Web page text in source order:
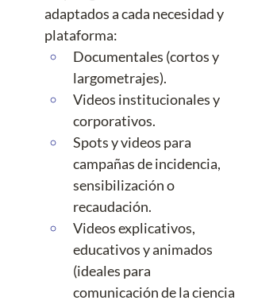
adaptados a cada necesidad y
plataforma:
Documentales (cortos y
largometrajes).
Videos institucionales y
corporativos.
Spots y videos para
campañas de incidencia,
sensibilización o
recaudación.
Videos explicativos,
educativos y animados
(ideales para
comunicación de la ciencia